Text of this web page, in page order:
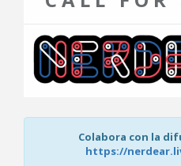
Colabora con la
https://